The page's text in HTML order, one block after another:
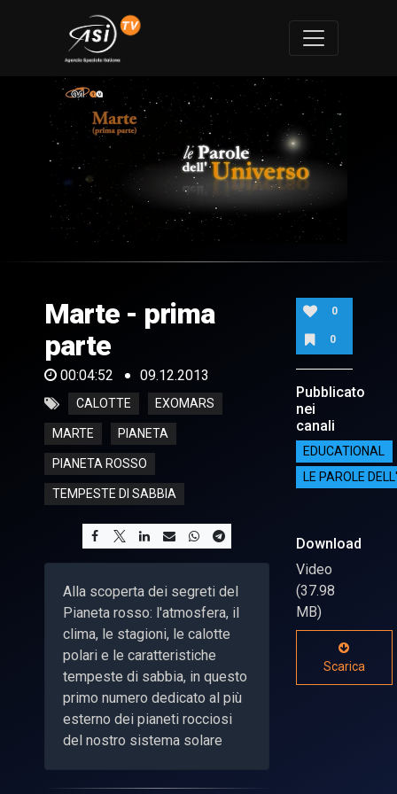
of
52
seconds
Marte - prima
parte
00:04:52 09.12.2013
CALOTTE EXOMARS
MARTE PIANETA
PIANETA ROSSO
TEMPESTE DI SABBIA
Alla scoperta dei segreti del
Pianeta rosso: l'atmosfera, il
clima, le stagioni, le calotte
polari e le caratteristiche
tempeste di sabbia, in questo
primo numero dedicato al più
esterno dei pianeti rocciosi
del nostro sistema solare
0
0
Pubblicato
nei
canali
EDUCATIONAL
LE PAROLE
Download
Video
(37.98
MB)
Scarica